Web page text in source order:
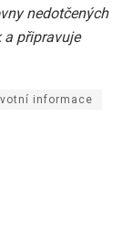
nedotčených
a připravuje
informace